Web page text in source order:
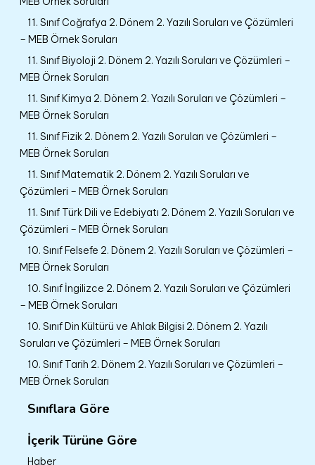
11. Sınıf Coğrafya 2. Dönem 2. Yazılı Soruları ve Çözümleri
– MEB Örnek Soruları
11. Sınıf Biyoloji 2. Dönem 2. Yazılı Soruları ve Çözümleri –
MEB Örnek Soruları
11. Sınıf Kimya 2. Dönem 2. Yazılı Soruları ve Çözümleri –
MEB Örnek Soruları
11. Sınıf Fizik 2. Dönem 2. Yazılı Soruları ve Çözümleri –
MEB Örnek Soruları
11. Sınıf Matematik 2. Dönem 2. Yazılı Soruları ve
Çözümleri – MEB Örnek Soruları
11. Sınıf Türk Dili ve Edebiyatı 2. Dönem 2. Yazılı Soruları ve
Çözümleri – MEB Örnek Soruları
10. Sınıf Felsefe 2. Dönem 2. Yazılı Soruları ve Çözümleri –
MEB Örnek Soruları
10. Sınıf İngilizce 2. Dönem 2. Yazılı Soruları ve Çözümleri
– MEB Örnek Soruları
10. Sınıf Din Kültürü ve Ahlak Bilgisi 2. Dönem 2. Yazılı
Soruları ve Çözümleri – MEB Örnek Soruları
10. Sınıf Tarih 2. Dönem 2. Yazılı Soruları ve Çözümleri –
MEB Örnek Soruları
Sınıflara Göre
İçerik Türüne Göre
Haber